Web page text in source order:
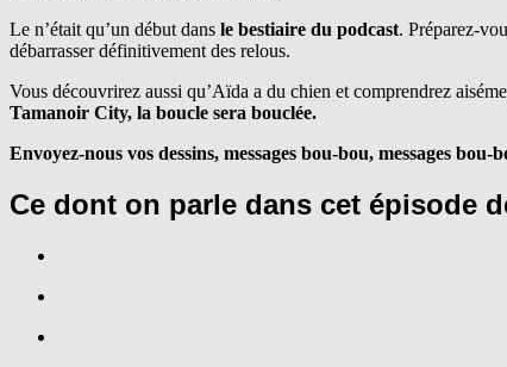
Le n’était qu’un début dans le bestiaire du podcast. Préparez-
débarrasser définitivement des relous.
Vous découvrirez aussi qu’Aïda a du chien et comprendrez
Tamanoir City, la boucle sera bouclée.
Envoyez-nous vos dessins, messages bou-bou, messages bou-
Ce dont on parle dans cet épisode